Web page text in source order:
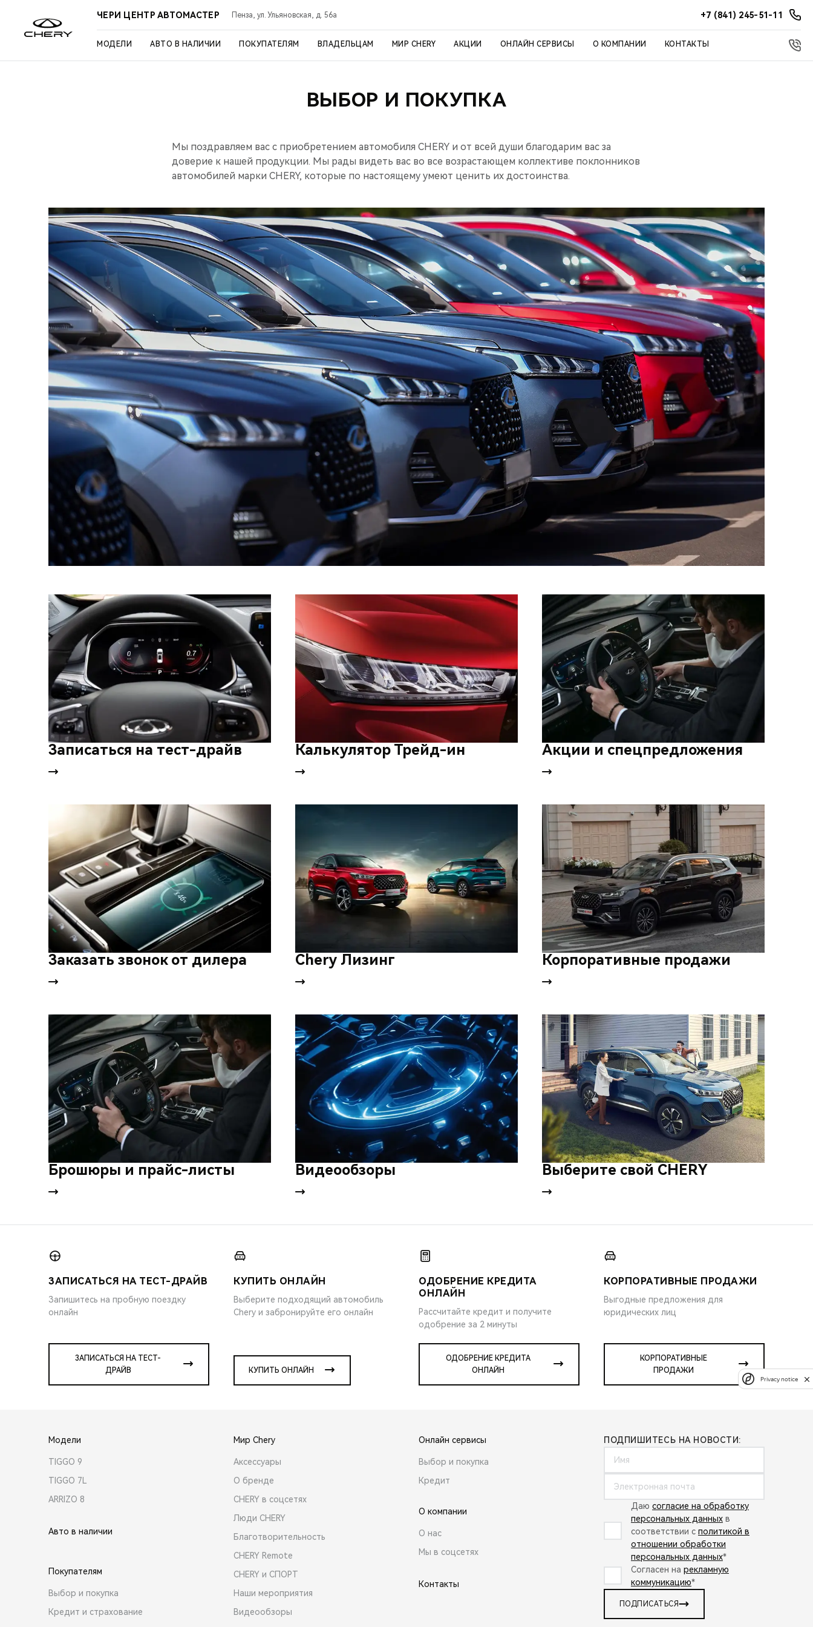
ЧЕРИ ЦЕНТР АВТОМАСТЕР Пенза, ул. Ульяновская, д. 56а +7 (841) 245-51-11
МОДЕЛИ АВТО В НАЛИЧИИ ПОКУПАТЕЛЯМ ВЛАДЕЛЬЦАМ МИР CHERY АКЦИИ ОНЛАЙН СЕРВИСЫ О КОМПАНИИ КОНТАКТЫ
ВЫБОР И ПОКУПКА
Мы поздравляем вас с приобретением автомобиля CHERY и от всей души благодарим вас за
доверие к нашей продукции. Мы рады видеть вас во все возрастающем коллективе поклонников
автомобилей марки CHERY, которые по настоящему умеют ценить их достоинства.
Записаться на тест-драйв Калькулятор Трейд-ин Акции и спецпредложения
Заказать звонок от дилера Chery Лизинг Корпоративные продажи
Брошюры и прайс-листы Видеообзоры Выберите свой CHERY
ЗАПИСАТЬСЯ НА ТЕСТ-ДРАЙВ
Запишитесь на пробную поездку
онлайн
ЗАПИСАТЬСЯ НА ТЕСТ-
ДРАЙВ
КУПИТЬ ОНЛАЙН
Выберите подходящий автомобиль
Chery и забронируйте его онлайн
КУПИТЬ ОНЛАЙН
ОДОБРЕНИЕ КРЕДИТА
ОНЛАЙН
Рассчитайте кредит и получите
одобрение за 2 минуты
ОДОБРЕНИЕ КРЕДИТА
ОНЛАЙН
КОРПОРАТИВНЫЕ ПРОДАЖИ
Выгодные предложения для
юридических лиц
КОРПОРАТИВНЫЕ
ПРОДАЖИ
Модели
TIGGO 9
TIGGO 7L
ARRIZO 8
Авто в наличии
Покупателям
Выбор и покупка
Кредит и страхование
Мир Chery
Аксессуары
О бренде
CHERY в соцсетях
Люди CHERY
Благотворительность
CHERY Remote
CHERY и СПОРТ
Наши мероприятия
Видеообзоры
Онлайн сервисы
Выбор и покупка
Кредит
О компании
О нас
Мы в соцсетях
Контакты
ПОДПИШИТЕСЬ НА НОВОСТИ:
Даю согласие на обработку
персональных данных в
соответствии с политикой в
отношении обработки
персональных данных*
Согласен на рекламную
коммуникацию*
ПОДПИСАТЬСЯ
Privacy notice